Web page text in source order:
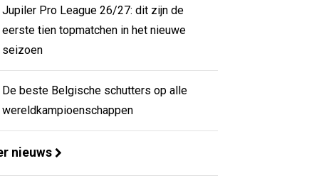
Jupiler Pro League 26/27: dit zijn de
eerste tien topmatchen in het nieuwe
seizoen
De beste Belgische schutters op alle
wereldkampioenschappen
nieuws